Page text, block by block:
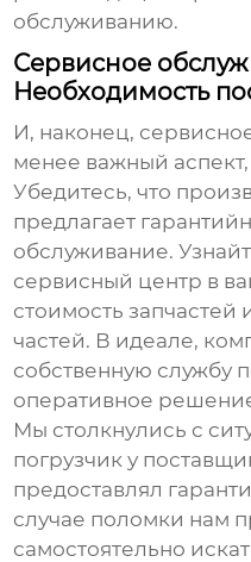
обслуживанию.
Сервисное
Необходимость
И, наконец,
менее важный
Убедитесь, что
предлагает
обслуживание.
сервисный центр в
стоимость запчастей
частей. В идеале,
собственную службу
оперативное
Мы столкнулись с
погрузчик у
предоставлял
случае поломки нам
самостоятельно